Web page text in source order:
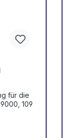
für die
109